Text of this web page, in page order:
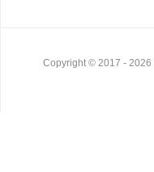
Copyright © 2017 - 2026